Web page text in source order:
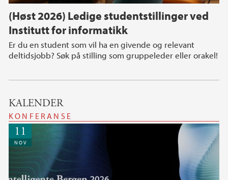
(Høst 2026) Ledige studentstillinger ved
Institutt for informatikk
Er du en student som vil ha en givende og relevant
deltidsjobb? Søk på stilling som gruppeleder eller orakel!
KALENDER
KONFERANSE
NOV
11